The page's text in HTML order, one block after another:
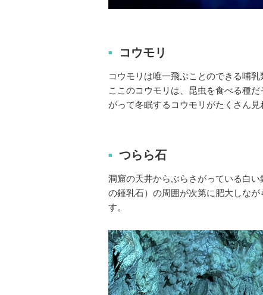
■ コウモリ
コウモリは唯一飛ぶことのできる哺乳
ここのコウモリは、昆虫を食べる種
がって冬眠するコウモリがたくさん見
■ つらら石
洞窟の天井からぶらさがっている白
の鍾乳石）の周囲が次第に肥大しな
す。